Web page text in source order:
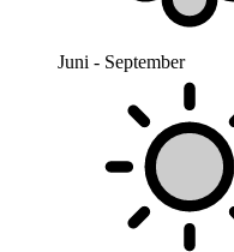
Juni - September